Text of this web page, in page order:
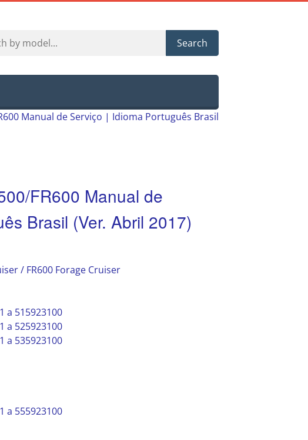
Search
Manual de Serviço | Idioma Português Brasil
FR600 Manual de
Brasil (Ver. Abril 2017)
/ FR600 Forage Cruiser
a 515923100
a 525923100
a 535923100
a 555923100